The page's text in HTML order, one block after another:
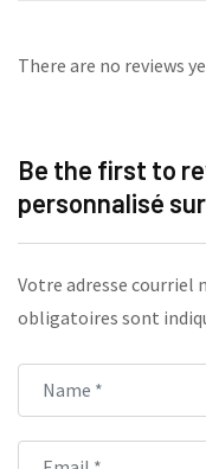
There are no reviews
Be the first to
personnalisé
Votre adresse courriel
obligatoires sont